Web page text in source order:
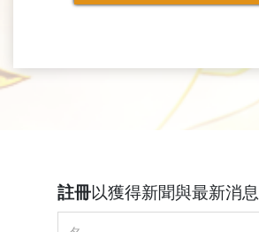
註冊以獲得新聞與最新消息